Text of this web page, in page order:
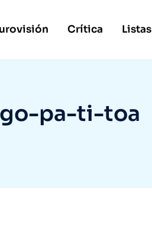
Crítica Listas
pa-ti-toa